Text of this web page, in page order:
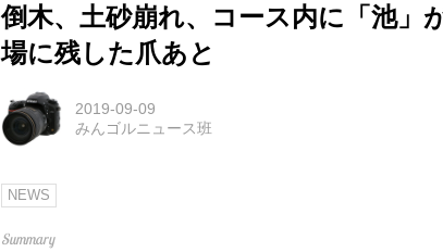
倒木、土砂崩れ、コース内に「池
場に残した爪あと
2019-09-09
みんゴルニュース班
NEWS